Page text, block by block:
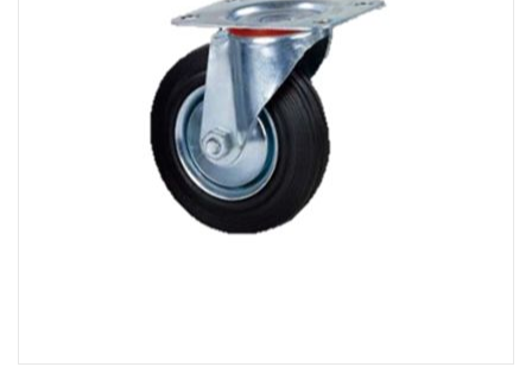
Электроды и проволока